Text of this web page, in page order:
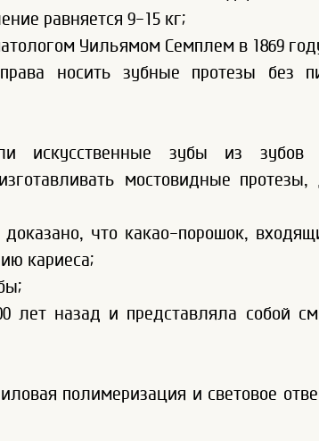
равняется 9-15 кг;
Уильямом Семплем в 1869
носить зубные протезы без
искусственные зубы из зубов
мостовидные протезы,
что какао-порошок,
кариеса;
лет назад и представляла собой
полимеризация и световое